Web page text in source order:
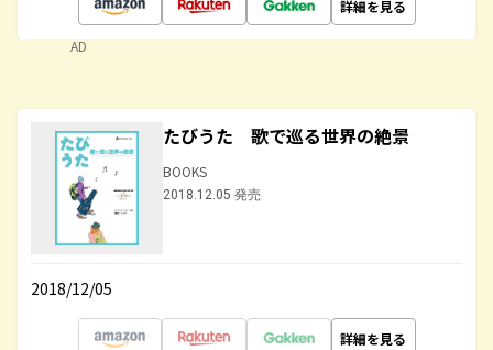
詳細を見る
AD
たびうた 歌で巡る世界の絶景
BOOKS
2018.12.05 発売
2018/12/05
詳細を見る